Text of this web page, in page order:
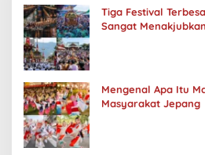
Tiga Festival
Sangat Menakjubkan
Mengenal Apa Itu
Masyarakat Jepang